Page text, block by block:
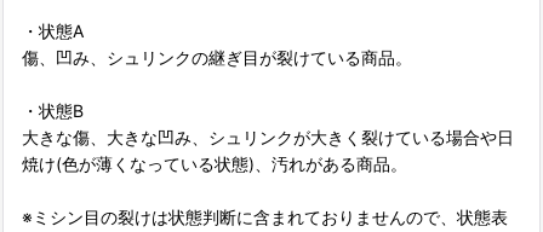
・状態A
傷、凹み、シュリンクの継ぎ目が裂けている商品。
・状態B
大きな傷、大きな凹み、シュリンクが大きく裂けている場合や日
焼け(色が薄くなっている状態)、汚れがある商品。
※ミシン目の裂けは状態判断に含まれておりませんので、状態表